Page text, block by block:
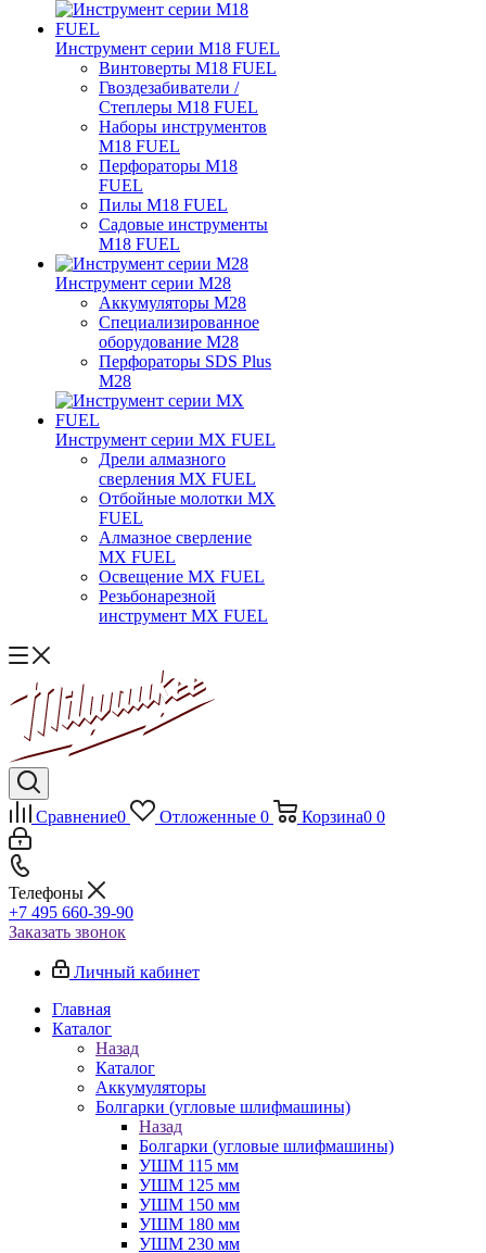
Инструмент серии M18 FUEL
Винтоверты M18 FUEL
Гвоздезабиватели /
Степлеры M18 FUEL
Наборы инструментов
M18 FUEL
Перфораторы M18
FUEL
Пилы M18 FUEL
Садовые инструменты
M18 FUEL
Инструмент серии M28
Аккумуляторы M28
Специализированное
оборудование M28
Перфораторы SDS Plus
M28
Инструмент серии MX FUEL
Дрели алмазного
сверления MX FUEL
Отбойные молотки MX
FUEL
Алмазное сверление
MX FUEL
Освещение MX FUEL
Резьбонарезной
инструмент MX FUEL
Сравнение0 Отложенные 0 Корзина0 0
Телефоны
+7 495 660-39-90
Заказать звонок
Личный кабинет
Главная
Каталог
Назад
Каталог
Аккумуляторы
Болгарки (угловые шлифмашины)
Назад
Болгарки (угловые шлифмашины)
УШМ 115 мм
УШМ 125 мм
УШМ 150 мм
УШМ 180 мм
УШМ 230 мм